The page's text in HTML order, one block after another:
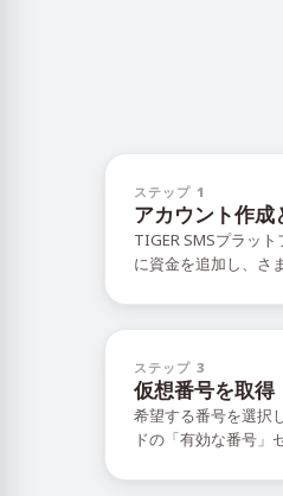
ステップ 1
アカウント作成
TIGER SMSプラッ
に資金を追加し、さ
ステップ 3
仮想番号を取得
希望する番号を選択
ドの「有効な番号」